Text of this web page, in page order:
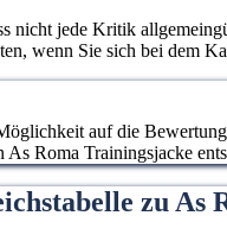
nicht jede Kritik
wenn Sie sich bei dem
auf die
As Roma Trainingsjacke
zu As